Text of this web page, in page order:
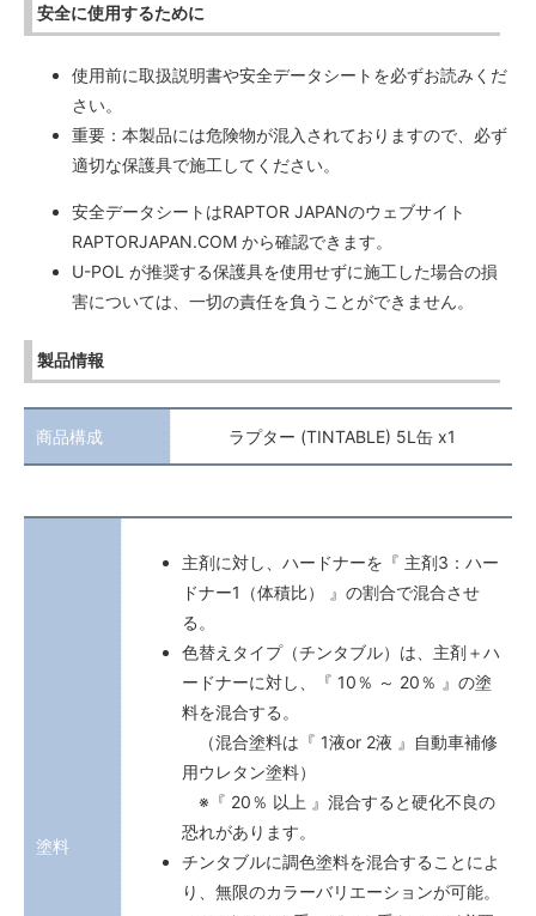
安全に使用するために
使用前に取扱説明書や安全データシートを必ずお読みくだ
さい。
重要：本製品には危険物が混入されておりますので、必ず
適切な保護具で施工してください。
安全データシートはRAPTOR JAPANのウェブサイト
RAPTORJAPAN.COM から確認できます。
U-POL が推奨する保護具を使用せずに施工した場合の損
害については、一切の責任を負うことができません。
製品情報
商品構成 ラプター (TINTABLE) 5L缶 x1
塗料
主剤に対し、ハードナーを『 主剤3：ハー
ドナー1（体積比） 』の割合で混合させ
る。
色替えタイプ（チンタブル）は、主剤＋ハ
ードナーに対し、『 10％ ～ 20％ 』の塗
料を混合する。
（混合塗料は『 1液or 2液 』自動車補修
用ウレタン塗料）
※『 20％ 以上 』混合すると硬化不良の
恐れがあります。
チンタブルに調色塗料を混合することによ
り、無限のカラーバリエーションが可能。